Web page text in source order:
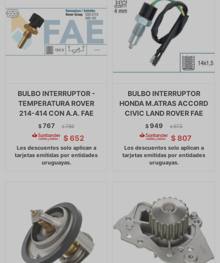
BULBO INTERRUPTOR -
TEMPERATURA ROVER
214-414 CON A.A. FAE
$767 $ 786
$ 652
BULBO INTERRUPTOR
HONDA M.ATRAS ACCORD
CIVIC LAND ROVER FAE
$949 $ 973
$ 807